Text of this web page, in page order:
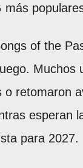
más
of the
Muchos
o retomaron
esperan
para 2027.